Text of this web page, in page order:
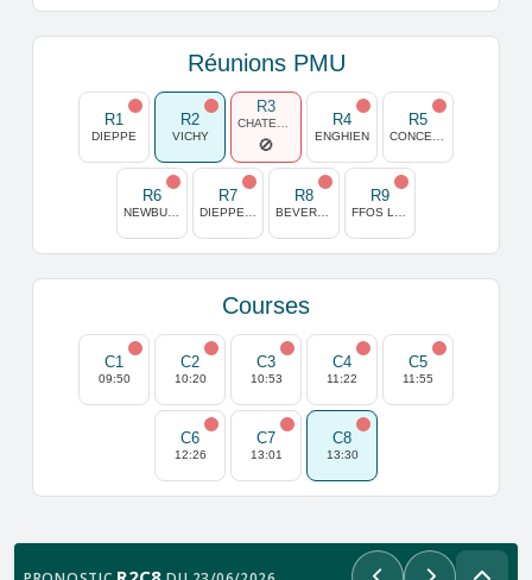
Réunions PMU
R1
DIEPPE
R2
VICHY
R3
R4
ENGHIEN
R5
R6 R7 R8 R9
Courses
C1
09:50
C2
10:20
C3
10:53
C4
11:22
C5
11:55
C6
12:26
C7
13:01
C8
13:30